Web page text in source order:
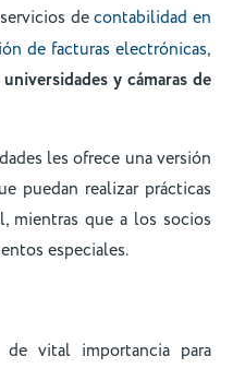
decontabilidad en
de facturas electrónicas,
y cámaras de
les ofrece una versión
puedan realizar prácticas
mientras que a los socios
especiales.
de vital importancia para